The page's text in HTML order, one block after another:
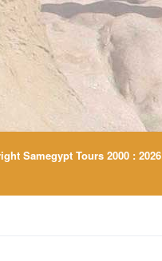
Samegypt Tours 2000 : 2026